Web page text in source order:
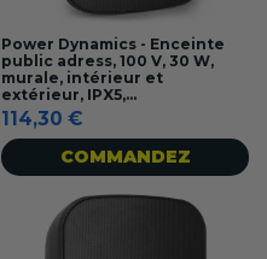
Power Dynamics - Enceinte
public adress, 100 V, 30 W,
murale, intérieur et
extérieur, IPX5,...
114,30 €
COMMANDEZ